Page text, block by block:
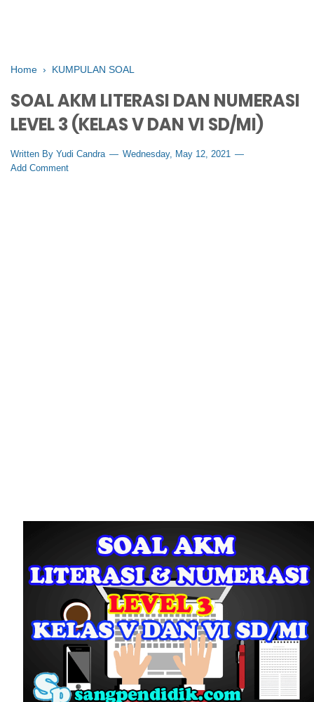
Home › KUMPULAN SOAL
SOAL AKM LITERASI DAN NUMERASI
LEVEL 3 (KELAS V DAN VI SD/MI)
Written By Yudi Candra
Wednesday, May 12, 2021
Add Comment